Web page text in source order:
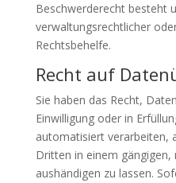
Beschwerderecht besteht
verwaltungsrechtlicher
Rechtsbehelfe.
Recht auf
Sie haben das Recht,
Einwilligung oder in
automatisiert verarbeiten,
Dritten in einem
aushändigen zu lassen.